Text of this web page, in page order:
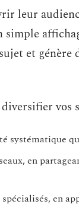
leur
et
vos
systématique
en
en